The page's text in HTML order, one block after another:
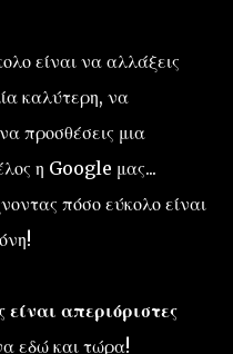
είναι να αλλάξεις
καλύτερη, να
προσθέσεις μια
η Google μας...
πόσο εύκολο είναι
απεριόριστες
εδώ και τώρα!